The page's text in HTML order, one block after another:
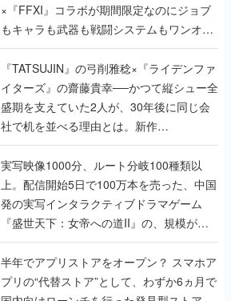
×『FFXI』コラボが期間限定なのにジョブ
もキャラも武器も戦闘システムもワンオフ
で作り込まれた理由を両ディレクターに聞
く
『TATSUJIN』の弓削雅稔×『ライデンファ
イターズ』の齋藤貴幸──かつて縦シュー全
盛期を支えていた2人が、30年後に同じ会
社で机を並べる理由とは。新作
『TATSUJIN EXTREME』で初タッグを組
んだレジェンド2人に訊く開発秘話
実写映像1000分、ルート分岐100種類以
上。配信開始5日で100万本を売った、中国
発の実写インタラクティブドラマゲーム
『盛世天下：女帝への道II』の、規模が違
うこだわりをプロデューサーに聞いた
半年でアプリストアをオープン？ スマホア
プリの“代替ストア”として、わずか6ヵ月で